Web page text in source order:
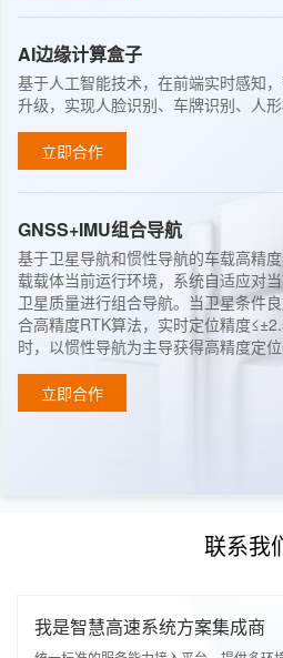
AI边缘计算盒子
基于人工智能技术，在前端实时感知
升级，实现人脸识别、车牌识别、人
立即合作
GNSS+IMU组合导航
基于卫星导航和惯性导航的车载高精
载载体当前运行环境，系统自适应对
卫星质量进行组合导航。当卫星条件
合高精度RTK算法，实时定位精度
时，以惯性导航为主导获得高精度定
立即合作
联系我
我是智慧高速系统方案集成商